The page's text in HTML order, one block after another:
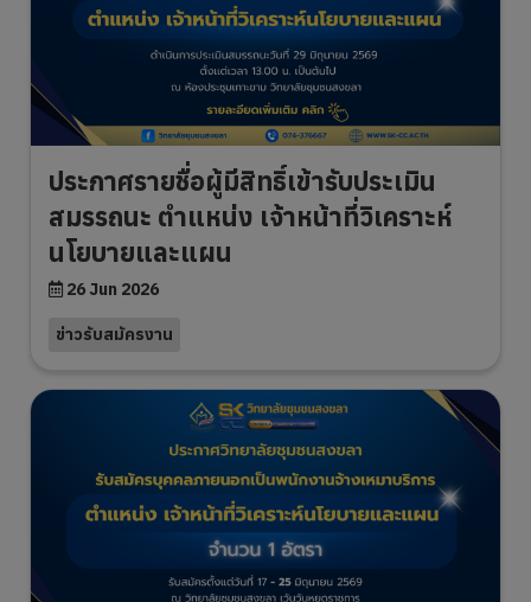
ประกาศรายชื่อผู้มีสิทธิ์เข้ารับประเมิน
สมรรถนะ ตำแหน่ง เจ้าหน้าที่วิเคราะห์
นโยบายและแผน
26 Jun 2026
ข่าวรับสมัครงาน